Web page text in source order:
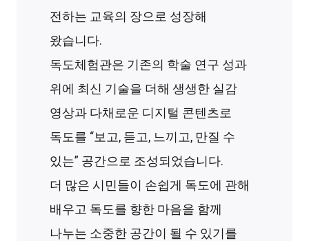
전하는 교육의 장으로 성장해
왔습니다.
독도체험관은 기존의 학술 연구 성과
위에 최신 기술을 더해 생생한 실감
영상과 다채로운 디지털 콘텐츠로
독도를 “보고, 듣고, 느끼고, 만질 수
있는” 공간으로 조성되었습니다.
더 많은 시민들이 손쉽게 독도에 관해
배우고 독도를 향한 마음을 함께
나누는 소중한 공간이 될 수 있기를